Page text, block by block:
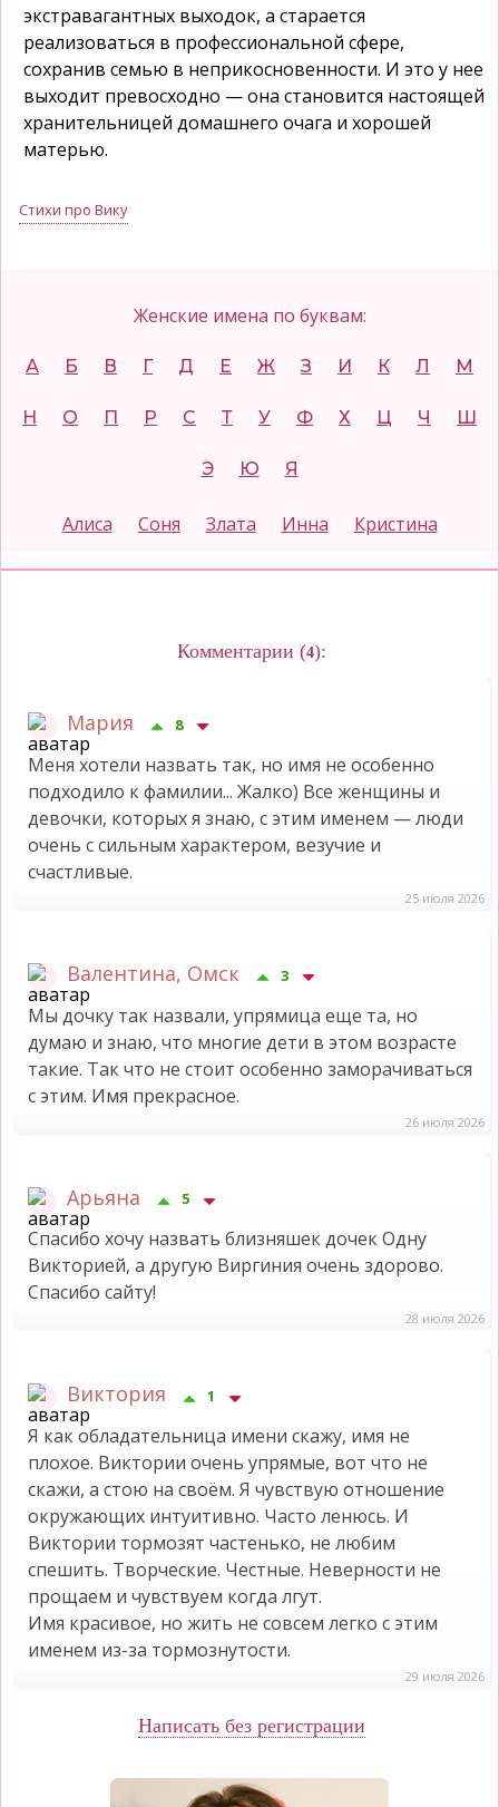
экстравагантных выходок, а старается
реализоваться в профессиональной сфере,
сохранив семью в неприкосновенности. И это у нее
выходит превосходно — она становится настоящей
хранительницей домашнего очага и хорошей
матерью.
Стихи про Вику
Женские имена по буквам:
А Б В Г Д Е Ж З И К Л М
Н О П Р С Т У Ф Х Ц Ч Ш
Э Ю Я
Алиса Соня Злата Инна Кристина
Комментарии (4):
Мария 8
Меня хотели назвать так, но имя не особенно
подходило к фамилии... Жалко) Все женщины и
девочки, которых я знаю, с этим именем — люди
очень с сильным характером, везучие и
счастливые.
25 июля 2026
Валентина, Омск 3
Мы дочку так назвали, упрямица еще та, но
думаю и знаю, что многие дети в этом возрасте
такие. Так что не стоит особенно заморачиваться
с этим. Имя прекрасное.
26 июля 2026
Арьяна 5
Спасибо хочу назвать близняшек дочек Одну
Викторией, а другую Виргиния очень здорово.
Спасибо сайту!
28 июля 2026
Виктория 1
Я как обладательница имени скажу, имя не
плохое. Виктории очень упрямые, вот что не
скажи, а стою на своём. Я чувствую отношение
окружающих интуитивно. Часто ленюсь. И
Виктории тормозят частенько, не любим
спешить. Творческие. Честные. Неверности не
прощаем и чувствуем когда лгут.
Имя красивое, но жить не совсем легко с этим
именем из-за тормознутости.
29 июля 2026
Написать без регистрации